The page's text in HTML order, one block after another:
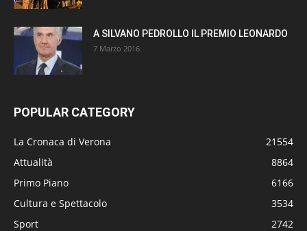
A SILVANO PEDROLLO IL PREMIO LEONARDO
7 Marzo 2016
POPULAR CATEGORY
La Cronaca di Verona
21554
Attualità
8864
Primo Piano
6166
Cultura e Spettacolo
3534
Sport
2742